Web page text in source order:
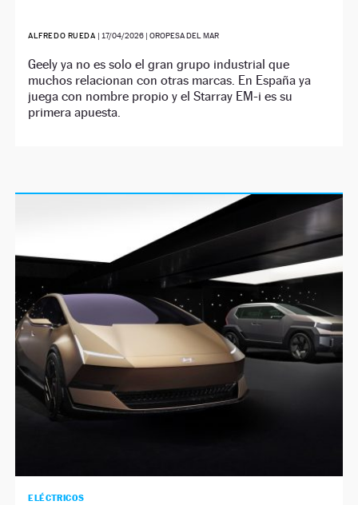
ALFREDO RUEDA | 17/04/2026 | OROPESA DEL MAR
Geely ya no es solo el gran grupo industrial que
muchos relacionan con otras marcas. En España ya
juega con nombre propio y el Starray EM-i es su
primera apuesta.
ELÉCTRICOS